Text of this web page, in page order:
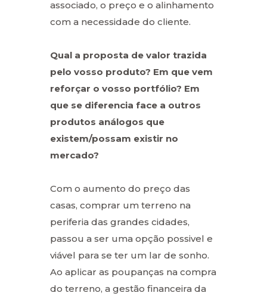
associado, o preço e o alinhamento
com a necessidade do cliente.
Qual a proposta de valor trazida
pelo vosso produto? Em que vem
reforçar o vosso portfólio? Em
que se diferencia face a outros
produtos análogos que
existem/possam existir no
mercado?
Com o aumento do preço das
casas, comprar um terreno na
periferia das grandes cidades,
passou a ser uma opção possivel e
viável para se ter um lar de sonho.
Ao aplicar as poupanças na compra
do terreno, a gestão financeira da